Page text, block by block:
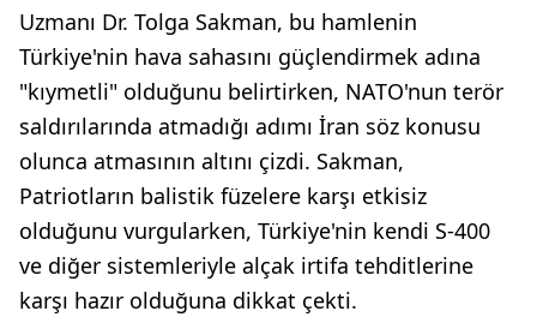
Uzmanı Dr. Tolga Sakman, bu hamlenin
Türkiye'nin hava sahasını güçlendirmek adına
"kıymetli" olduğunu belirtirken, NATO'nun terör
saldırılarında atmadığı adımı İran söz konusu
olunca atmasının altını çizdi. Sakman,
Patriotların balistik füzelere karşı etkisiz
olduğunu vurgularken, Türkiye'nin kendi S-400
ve diğer sistemleriyle alçak irtifa tehditlerine
karşı hazır olduğuna dikkat çekti.